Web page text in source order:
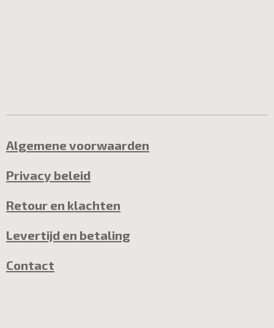
Algemene voorwaarden
Privacy beleid
Retour en klachten
Levertijd en betaling
Contact